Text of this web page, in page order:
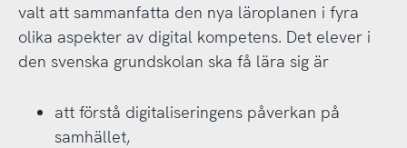
valt att sammanfatta den nya läroplanen i fyra
olika aspekter av digital kompetens. Det elever i
den svenska grundskolan ska få lära sig är
att förstå digitaliseringens påverkan på
samhället,